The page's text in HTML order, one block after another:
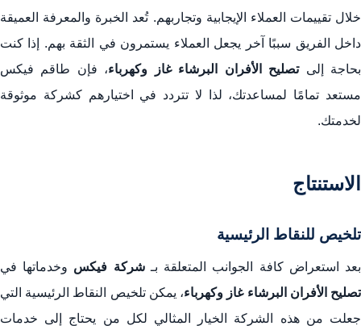
خلال تقييمات العملاء الإيجابية وتجاربهم. تُعد الخبرة والمعرفة العميقة
داخل الفريق سببًا آخر يجعل العملاء يستمرون في الثقة بهم. إذا كنت
بحاجة إلىتصليح الأفران البرشاء غاز وكهرباء، فإن طاقم فيكس
مستعد تمامًا لمساعدتك، لذا لا تتردد في اختيارهم كشركة موثوقة
لخدمتك.
الاستنتاج
تلخيص للنقاط الرئيسية
بعد استعراض كافة الجوانب المتعلقة بـشركة فيكس وخدماتها في
تصليح الأفران البرشاء غاز وكهرباء، يمكن تلخيص النقاط الرئيسية التي
جعلت من هذه الشركة الخيار المثالي لكل من يحتاج إلى خدمات